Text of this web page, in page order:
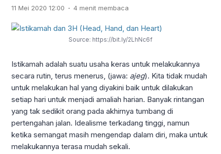
11 Mei 2020 12:00 . 4 menit membaca
Source: https://bit.ly/2LhNc6f
Istikamah adalah suatu usaha keras untuk melakukannya
secara rutin, terus menerus, (jawa: ajeg). Kita tidak mudah
untuk melakukan hal yang diyakini baik untuk dilakukan
setiap hari untuk menjadi amaliah harian. Banyak rintangan
yang tak sedikit orang pada akhirnya tumbang di
pertengahan jalan. Idealisme terkadang tinggi, namun
ketika semangat masih mengendap dalam diri, maka untuk
melakukannya terasa mudah sekali.